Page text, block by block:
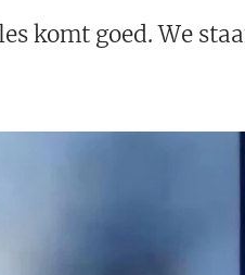
komt goed. We